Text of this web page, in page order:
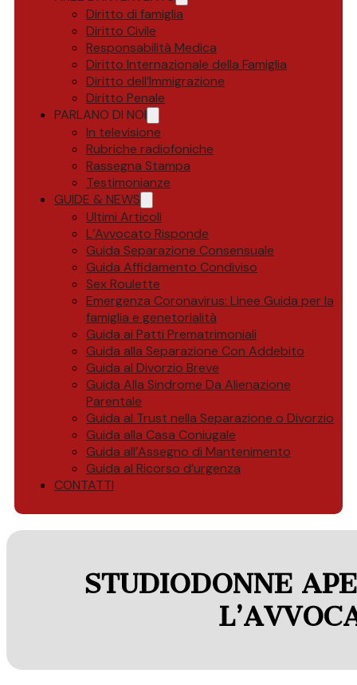
Diritto di famiglia
Diritto Civile
Responsabilità Medica
Diritto Internazionale della Famiglia
Diritto dell’Immigrazione
Diritto Penale
PARLANO DI NOI
In televisione
Rubriche radiofoniche
Rassegna Stampa
Testimonianze
GUIDE & NEWS
Ultimi Articoli
L’Avvocato Risponde
Guida Separazione Consensuale
Guida Affidamento Condiviso
Sex Roulette
Emergenza Coronavirus: Linee Guida per la
famiglia e genetorialità
Guida ai Patti Prematrimoniali
Guida alla Separazione Con Addebito
Guida al Divorzio Breve
Guida Alla Sindrome Da Alienazione
Parentale
Guida al Trust nella Separazione o Divorzio
Guida alla Casa Coniugale
Guida all’Assegno di Mantenimento
Guida al Ricorso d’urgenza
CONTATTI
STUDIODONNE